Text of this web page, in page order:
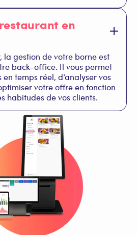
en
la gestion de votre borne est
back-office. Il vous permet
temps réel, d’analyser vos
votre offre en fonction
habitudes de vos clients.